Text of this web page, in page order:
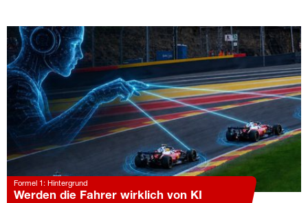
Formel 1: Hintergrund
Werden die Fahrer wirklich von KI